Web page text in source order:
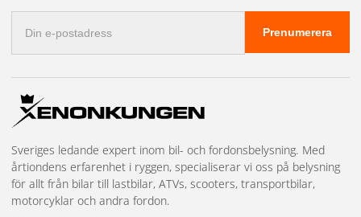
Köp fordonslampor på
Xenonkungen
Brett sortiment till bra priser. Snabb leverans och öppet köp
postadress
Prenumerera
Sveriges ledande expert inom bil- och fordonsbelysning. Med
årtiondens erfarenhet i ryggen, specialiserar vi oss på belysning
för allt från bilar till lastbilar, ATVs, scooters, transportbilar,
motorcyklar och andra fordon.